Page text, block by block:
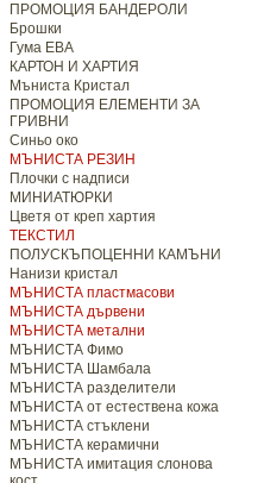
ПРОМОЦИЯ БАНДЕРОЛИ
Брошки
Гума ЕВА
КАРТОН И ХАРТИЯ
Мъниста Кристал
ПРОМОЦИЯ ЕЛЕМЕНТИ ЗА
ГРИВНИ
Синьо око
МЪНИСТА РЕЗИН
Плочки с надписи
МИНИАТЮРКИ
Цветя от креп хартия
ТЕКСТИЛ
ПОЛУСКЪПОЦЕННИ КАМЪНИ
Нанизи кристал
МЪНИСТА пластмасови
МЪНИСТА дървени
МЪНИСТА метални
МЪНИСТА Фимо
МЪНИСТА Шамбала
МЪНИСТА разделители
МЪНИСТА от естествена кожа
МЪНИСТА стъклени
МЪНИСТА керамични
МЪНИСТА имитация слонова